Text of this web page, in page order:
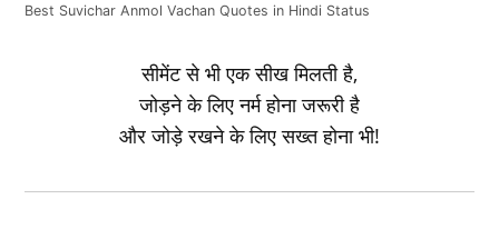
Best Suvichar Anmol Vachan Quotes in Hindi Status
सीमेंट से भी एक सीख मिलती है,
जोड़ने के लिए नर्म होना जरूरी है
और जोड़े रखने के लिए सख्‍त होना भी!